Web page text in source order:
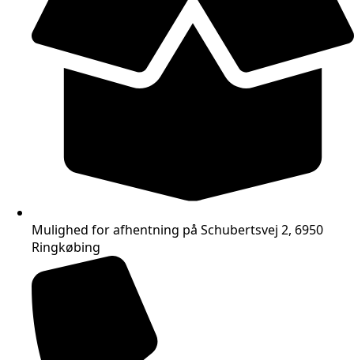
Mulighed for afhentning på Schubertsvej 2, 6950
Ringkøbing